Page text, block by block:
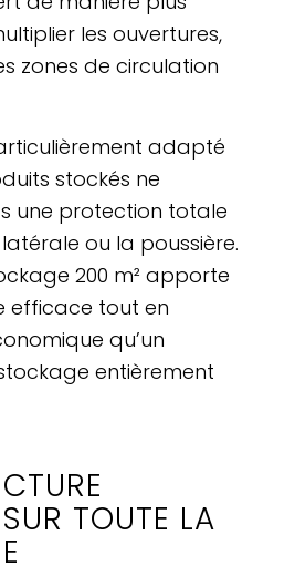
les ouvertures,
zones de circulation
adapté
stockés ne
une protection totale
ou la poussière.
200 m² apporte
efficace tout en
qu’un
entièrement
TOUTE LA